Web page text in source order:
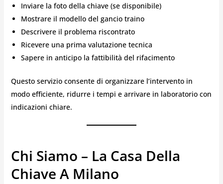
Inviare la foto della chiave (se disponibile)
Mostrare il modello del gancio traino
Descrivere il problema riscontrato
Ricevere una prima valutazione tecnica
Sapere in anticipo la fattibilità del rifacimento
Questo servizio consente di organizzare l’intervento in
modo efficiente, ridurre i tempi e arrivare in laboratorio con
indicazioni chiare.
Chi Siamo – La Casa Della
Chiave A Milano